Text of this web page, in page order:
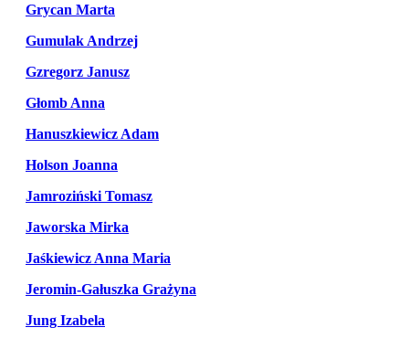
Grycan Marta
Gumulak Andrzej
Gzregorz Janusz
Głomb Anna
Hanuszkiewicz Adam
Holson Joanna
Jamroziński Tomasz
Jaworska Mirka
Jaśkiewicz Anna Maria
Jeromin-Gałuszka Grażyna
Jung Izabela